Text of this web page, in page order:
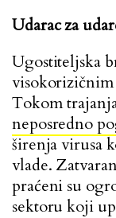
Udarac za
Ugostiteljska
visokorizičnim
Tokom
neposredno
širenja virusa
vlade.
praćeni su
sektoru koji